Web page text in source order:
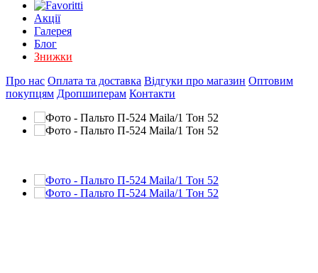
Акції
Галерея
Блог
Знижки
Про нас Оплата та доставка Відгуки про магазин Оптовим
покупцям Дропшиперам Контакти